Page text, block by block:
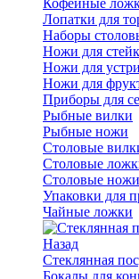
Лопатки для
Наборы
Ножи для
Ножи для
Ножи для
Приборы для
Рыбные вилки
Рыбные ножи
Столовые
Столовые
Столовые ножи
Упаковки для
Чайные ложки
Назад
Стеклянная
Бокалы для